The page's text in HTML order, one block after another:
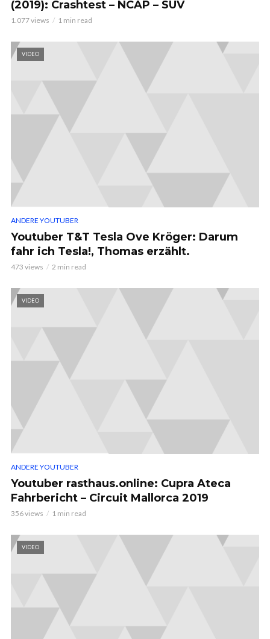
(2019): Crashtest – NCAP – SUV
1.077 views 1 min read
VIDEO
ANDERE YOUTUBER
Youtuber T&T Tesla Ove Kröger: Darum
fahr ich Tesla!, Thomas erzählt.
473 views 2 min read
VIDEO
ANDERE YOUTUBER
Youtuber rasthaus.online: Cupra Ateca
Fahrbericht – Circuit Mallorca 2019
356 views 1 min read
VIDEO